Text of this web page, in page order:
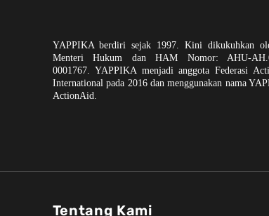
YAPPIKA berdiri sejak 1997. Kini dikukuhkan
Menteri Hukum dan HAM Nomor: AHU-
0001767. YAPPIKA menjadi anggota Federasi
International pada 2016 dan menggunakan nama
ActionAid.
Tentang Kami